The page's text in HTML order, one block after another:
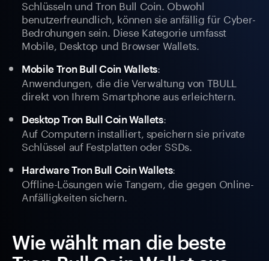
Schlüsseln und Tron Bull Coin. Obwohl
benutzerfreundlich, können sie anfällig für Cyber-
Bedrohungen sein. Diese Kategorie umfasst
Mobile, Desktop und Browser Wallets.
Mobile Tron Bull Coin Wallets:
Anwendungen, die die Verwaltung von TBULL
direkt von Ihrem Smartphone aus erleichtern.
Desktop Tron Bull Coin Wallets:
Auf Computern installiert, speichern sie private
Schlüssel auf Festplatten oder SSDs.
Hardware Tron Bull Coin Wallets:
Offline-Lösungen wie Tangem, die gegen Online-
Anfälligkeiten sichern.
Wie wählt man die beste